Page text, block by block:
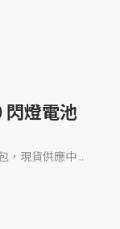
燈電池
，現貨供應中 ..